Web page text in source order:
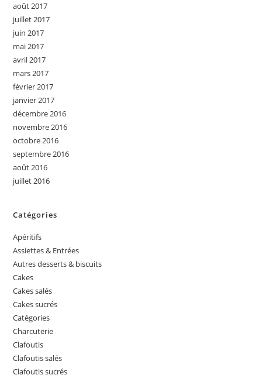
août 2017
juillet 2017
juin 2017
mai 2017
avril 2017
mars 2017
février 2017
janvier 2017
décembre 2016
novembre 2016
octobre 2016
septembre 2016
août 2016
juillet 2016
Catégories
Apéritifs
Assiettes & Entrées
Autres desserts & biscuits
Cakes
Cakes salés
Cakes sucrés
Catégories
Charcuterie
Clafoutis
Clafoutis salés
Clafoutis sucrés